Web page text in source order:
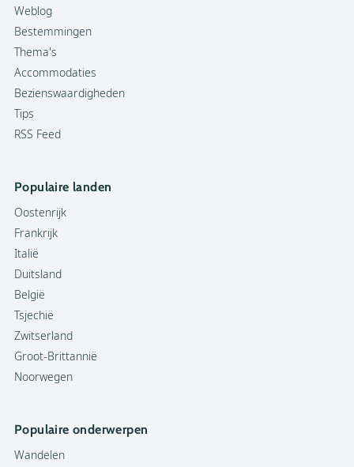
Weblog
Bestemmingen
Thema's
Accommodaties
Bezienswaardigheden
Tips
RSS Feed
Populaire landen
Oostenrijk
Frankrijk
Italië
Duitsland
België
Tsjechië
Zwitserland
Groot-Brittannië
Noorwegen
Populaire onderwerpen
Wandelen